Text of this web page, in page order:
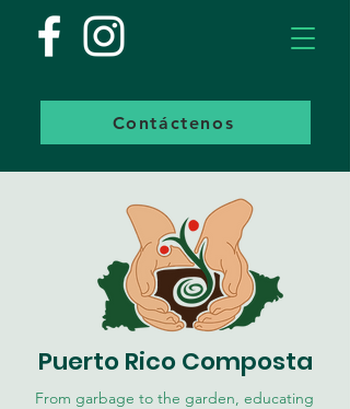
Puerto Rico Composta
From garbage to the garden, educating
Contáctenos